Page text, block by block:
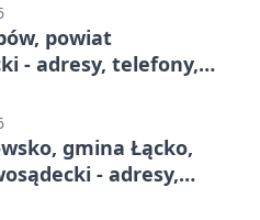
powiat
- adresy, telefony,
gmina Łącko,
- adresy,